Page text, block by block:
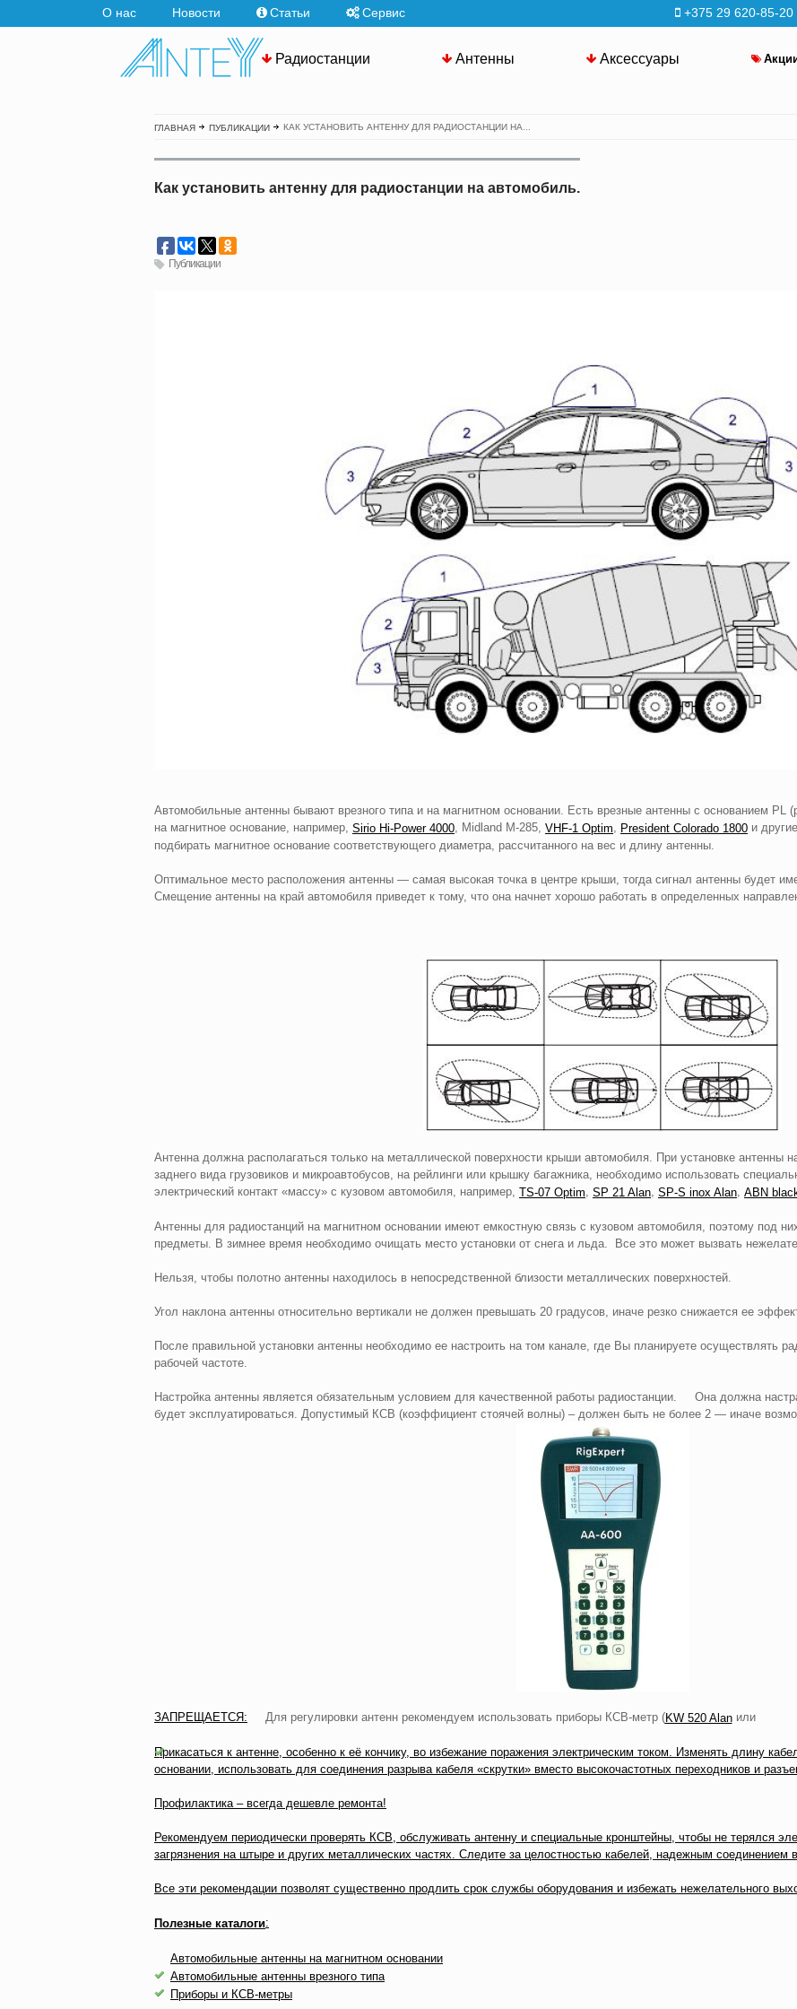
О нас Новости Статьи Сервис +375 29 620-85-20
Радиостанции Антенны Аксессуары
ГЛАВНАЯ ПУБЛИКАЦИИ КАК УСТАНОВИТЬ АНТЕННУ ДЛЯ РАДИОСТАНЦИИ НА...
Как установить антенну для радиостанции на автомобиль.
Публикации
Автомобильные антенны бывают врезного типа и на магнитном основании. Есть врезные антенны с основанием PL
на магнитное основание, например, Sirio Hi-Power 4000, Midland M-285, VHF-1 Optim, President Colorado 1800 и
подбирать магнитное основание соответствующего диаметра, рассчитанного на вес и длину антенны.
Оптимальное место расположения антенны — самая высокая точка в центре крыши, тогда сигнал антенны будет
Смещение антенны на край автомобиля приведет к тому, что она начнет хорошо работать в определенных
Антенна должна располагаться только на металлической поверхности крыши автомобиля. При установке антенны
заднего вида грузовиков и микроавтобусов, на рейлинги или крышку багажника, необходимо использовать
электрический контакт «массу» с кузовом автомобиля, например, TS-07 Optim, SP 21 Alan, SP-S inox Alan, ABN
Антенны для радиостанций на магнитном основании имеют емкостную связь с кузовом автомобиля, поэтому под
предметы. В зимнее время необходимо очищать место установки от снега и льда. Все это может вызвать
Нельзя, чтобы полотно антенны находилось в непосредственной близости металлических поверхностей.
Угол наклона антенны относительно вертикали не должен превышать 20 градусов, иначе резко снижается ее
После правильной установки антенны необходимо ее настроить на том канале, где Вы планируете осуществлять
рабочей частоте.
Настройка антенны является обязательным условием для качественной работы радиостанции. Она должна
будет эксплуатироваться. Допустимый КСВ (коэффициент стоячей волны) – должен быть не более 2 — иначе
Для регулировки антенн рекомендуем использовать приборы КСВ-метр (KW 520 Alanили
ЗАПРЕЩАЕТСЯ:
Прикасаться к антенне, особенно к её кончику, во избежание поражения электрическим током. Изменять длину
основании, использовать для соединения разрыва кабеля «скрутки» вместо высокочастотных переходников и
Профилактика – всегда дешевле ремонта!
Рекомендуем периодически проверять КСВ, обслуживать антенну и специальные кронштейны, чтобы не терялся
загрязнения на штыре и других металлических частях. Следите за целостностью кабелей, надежным соединением
Все эти рекомендации позволят существенно продлить срок службы оборудования и избежать нежелательного
Полезные каталоги:
Автомобильные антенны на магнитном основании
Автомобильные антенны врезного типа
Приборы и КСВ-метры